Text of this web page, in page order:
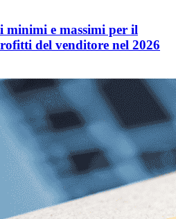
minimi e massimi per il
del venditore nel 2026